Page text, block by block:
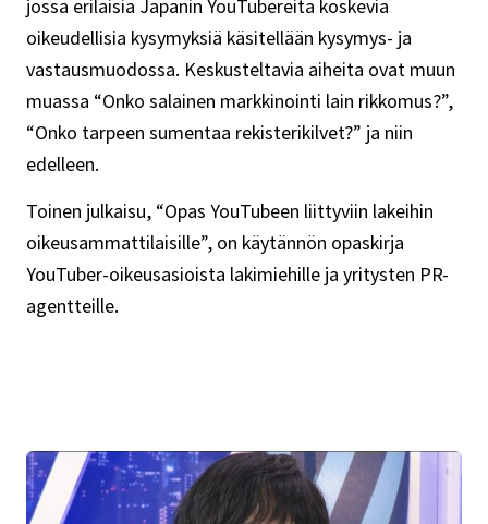
oikeudellisia kysymyksiä käsitellään kysymys- ja
vastausmuodossa. Keskusteltavia aiheita ovat muun
muassa “Onko salainen markkinointi lain rikkomus?”,
“Onko tarpeen sumentaa rekisterikilvet?” ja niin
edelleen.
Toinen julkaisu, “Opas YouTubeen liittyviin lakeihin
oikeusammattilaisille”, on käytännön opaskirja
YouTuber-oikeusasioista lakimiehille ja yritysten PR-
agentteille.